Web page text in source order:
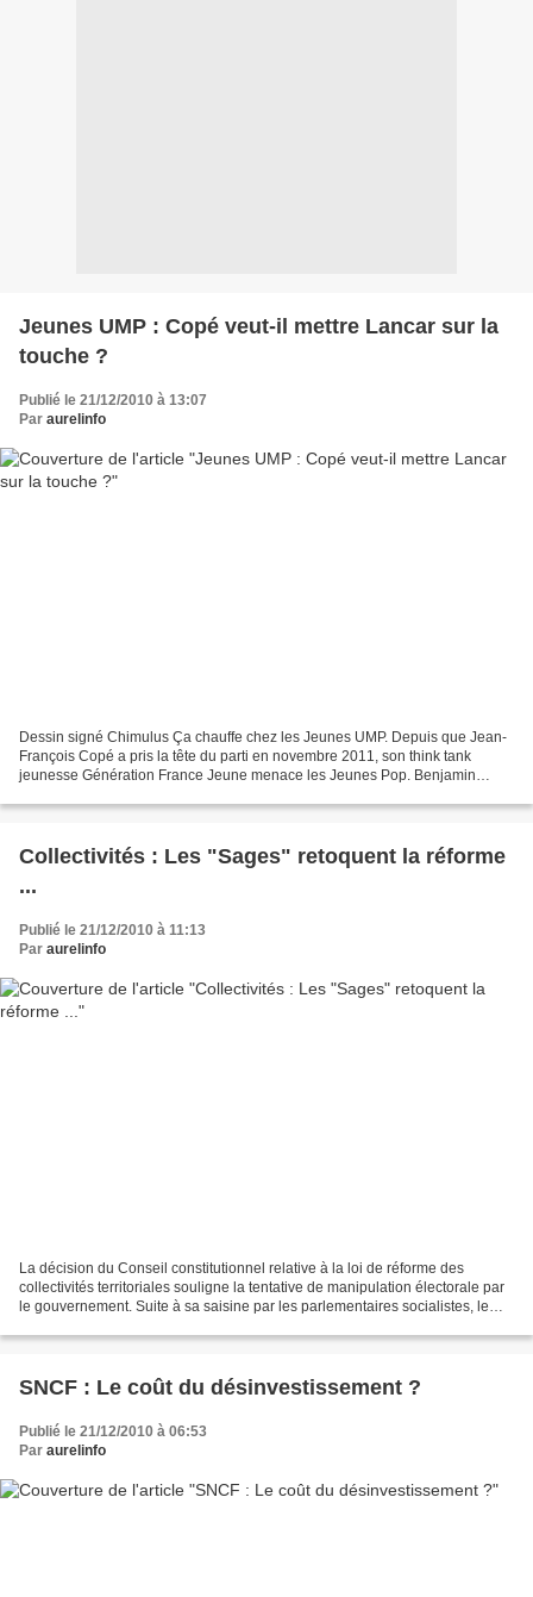
Jeunes UMP : Copé veut-il mettre Lancar sur la
touche ?
Publié le 21/12/2010 à 13:07
Par aurelinfo
Dessin signé Chimulus Ça chauffe chez les Jeunes UMP. Depuis que Jean-
François Copé a pris la tête du parti en novembre 2011, son think tank
jeunesse Génération France Jeune menace les Jeunes Pop. Benjamin
Collectivités : Les "Sages" retoquent la réforme
...
Publié le 21/12/2010 à 11:13
Par aurelinfo
La décision du Conseil constitutionnel relative à la loi de réforme des
collectivités territoriales souligne la tentative de manipulation électorale par
le gouvernement. Suite à sa saisine par les parlementaires socialistes, le
SNCF : Le coût du désinvestissement ?
Publié le 21/12/2010 à 06:53
Par aurelinfo